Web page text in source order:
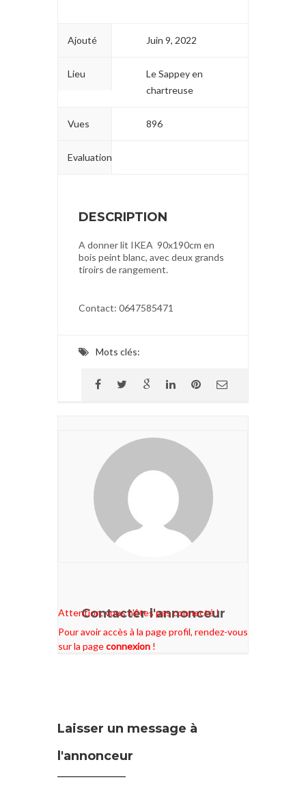
Ajouté Juin 9, 2022
Lieu
Le Sappey en
chartreuse
Vues 896
Evaluation
DESCRIPTION
A donner lit IKEA 90x190cm en
bois peint blanc, avec deux grands
tiroirs de rangement.
Contact: 0647585471
Mots clés:
Contacter l'annonceur
Attention, vous n'êtes pas connecté !
Pour avoir accès à la page profil, rendez-vous
sur la pageconnexion !
Laisser un message à
l'annonceur